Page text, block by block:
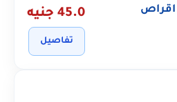
45.0 جنيه
تفاصيل